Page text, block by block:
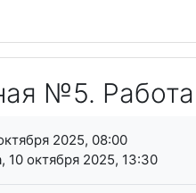
№5.
2025, 08:00
10 октября 2025, 13:30